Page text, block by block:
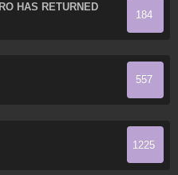
HAS RETURNED
184
557
1225